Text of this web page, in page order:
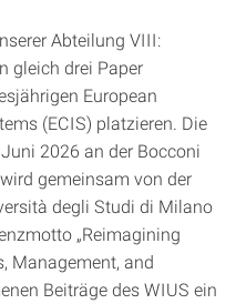
Abteilung VIII:
gleich drei Paper
European
(ECIS) platzieren. Die
2026 an der Bocconi
gemeinsam von der
degli Studi di Milano
„Reimagining
Management, and
Beiträge des WIUS ein